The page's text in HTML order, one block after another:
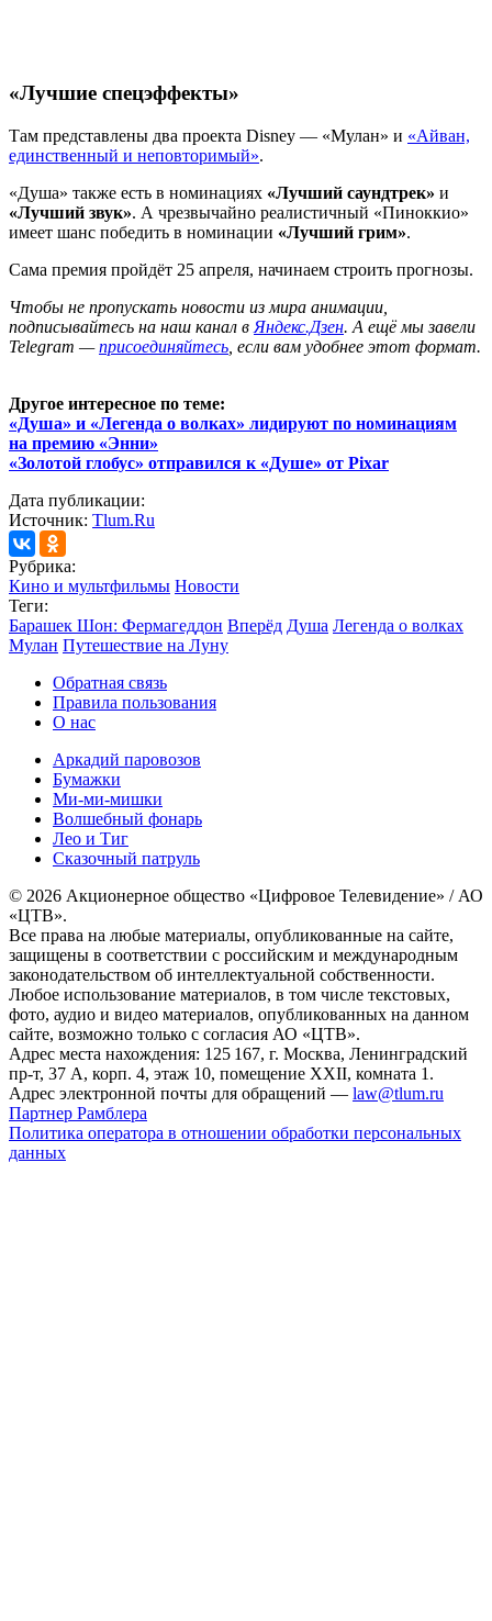
«Лучшие спецэффекты»
Там представлены два проекта Disney — «Мулан» и «Айван,
единственный и неповторимый».
«Душа» также есть в номинациях «Лучший саундтрек» и
«Лучший звук». А чрезвычайно реалистичный «Пиноккио»
имеет шанс победить в номинации «Лучший грим».
Сама премия пройдёт 25 апреля, начинаем строить прогнозы.
Чтобы не пропускать новости из мира анимации,
подписывайтесь на наш канал в Яндекс.Дзен. А ещё мы завели
Telegram — присоединяйтесь , если вам удобнее этот формат.
Другое интересное по теме:
«Душа» и «Легенда о волках» лидируют по номинациям
на премию «Энни»
«Золотой глобус» отправился к «Душе» от Pixar
Дата публикации:
Источник: Tlum.Ru
Рубрика:
Кино и мультфильмы Новости
Теги:
Барашек Шон: Фермагеддон Вперёд Душа Легенда о волках
Мулан Путешествие на Луну
Обратная связь
Правила пользования
О нас
Аркадий паровозов
Бумажки
Ми-ми-мишки
Волшебный фонарь
Лео и Тиг
Сказочный патруль
© 2026 Акционерное общество «Цифровое Телевидение» / АО
«ЦТВ».
Все права на любые материалы, опубликованные на сайте,
защищены в соответствии с российским и международным
законодательством об интеллектуальной собственности.
Любое использование материалов, в том числе текстовых,
фото, аудио и видео материалов, опубликованных на данном
сайте, возможно только с согласия АО «ЦТВ».
Адрес места нахождения: 125 167, г. Москва, Ленинградский
пр-т, 37 А, корп. 4, этаж 10, помещение XXII, комната 1.
Адрес электронной почты для обращений — law@tlum.ru
Партнер Рамблера
Политика оператора в отношении обработки персональных
данных